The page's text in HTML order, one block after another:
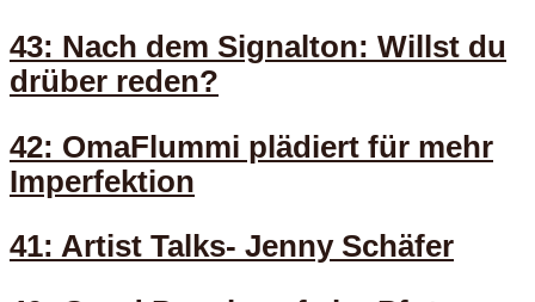
43: Nach dem Signalton: Willst du
drüber reden?
42: OmaFlummi plädiert für mehr
Imperfektion
41: Artist Talks- Jenny Schäfer